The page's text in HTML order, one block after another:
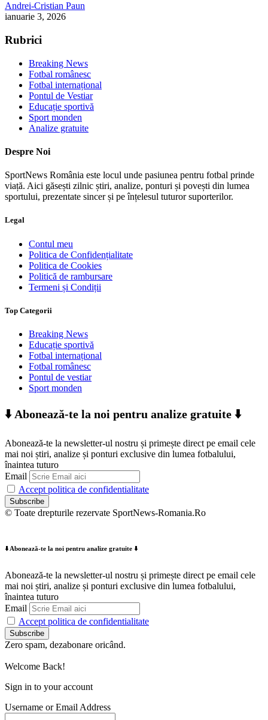
Andrei-Cristian Paun
ianuarie 3, 2026
Rubrici
Breaking News
Fotbal românesc
Fotbal internațional
Pontul de Vestiar
Educație sportivă
Sport monden
Analize gratuite
Despre Noi
SportNews România este locul unde pasiunea pentru fotbal prinde
viață. Aici găsești zilnic știri, analize, ponturi și povești din lumea
sportului, prezentate sincer și pe înțelesul tuturor suporterilor.
Legal
Contul meu
Politica de Confidențialitate
Politica de Cookies
Politică de rambursare
Termeni și Condiții
Top Categorii
Breaking News
Educație sportivă
Fotbal internațional
Fotbal românesc
Pontul de vestiar
Sport monden
⬇️ Abonează-te la noi pentru analize gratuite ⬇️
Abonează-te la newsletter-ul nostru și primește direct pe email cele
mai noi știri, analize și ponturi exclusive din lumea fotbalului,
înaintea tuturo
Email
Accept politica de confidentialitate
© Toate drepturile rezervate SportNews-Romania.Ro
⬇️ Abonează-te la noi pentru analize gratuite ⬇️
Abonează-te la newsletter-ul nostru și primește direct pe email cele
mai noi știri, analize și ponturi exclusive din lumea fotbalului,
înaintea tuturo
Email
Accept politica de confidentialitate
Zero spam, dezabonare oricând.
Welcome Back!
Sign in to your account
Username or Email Address